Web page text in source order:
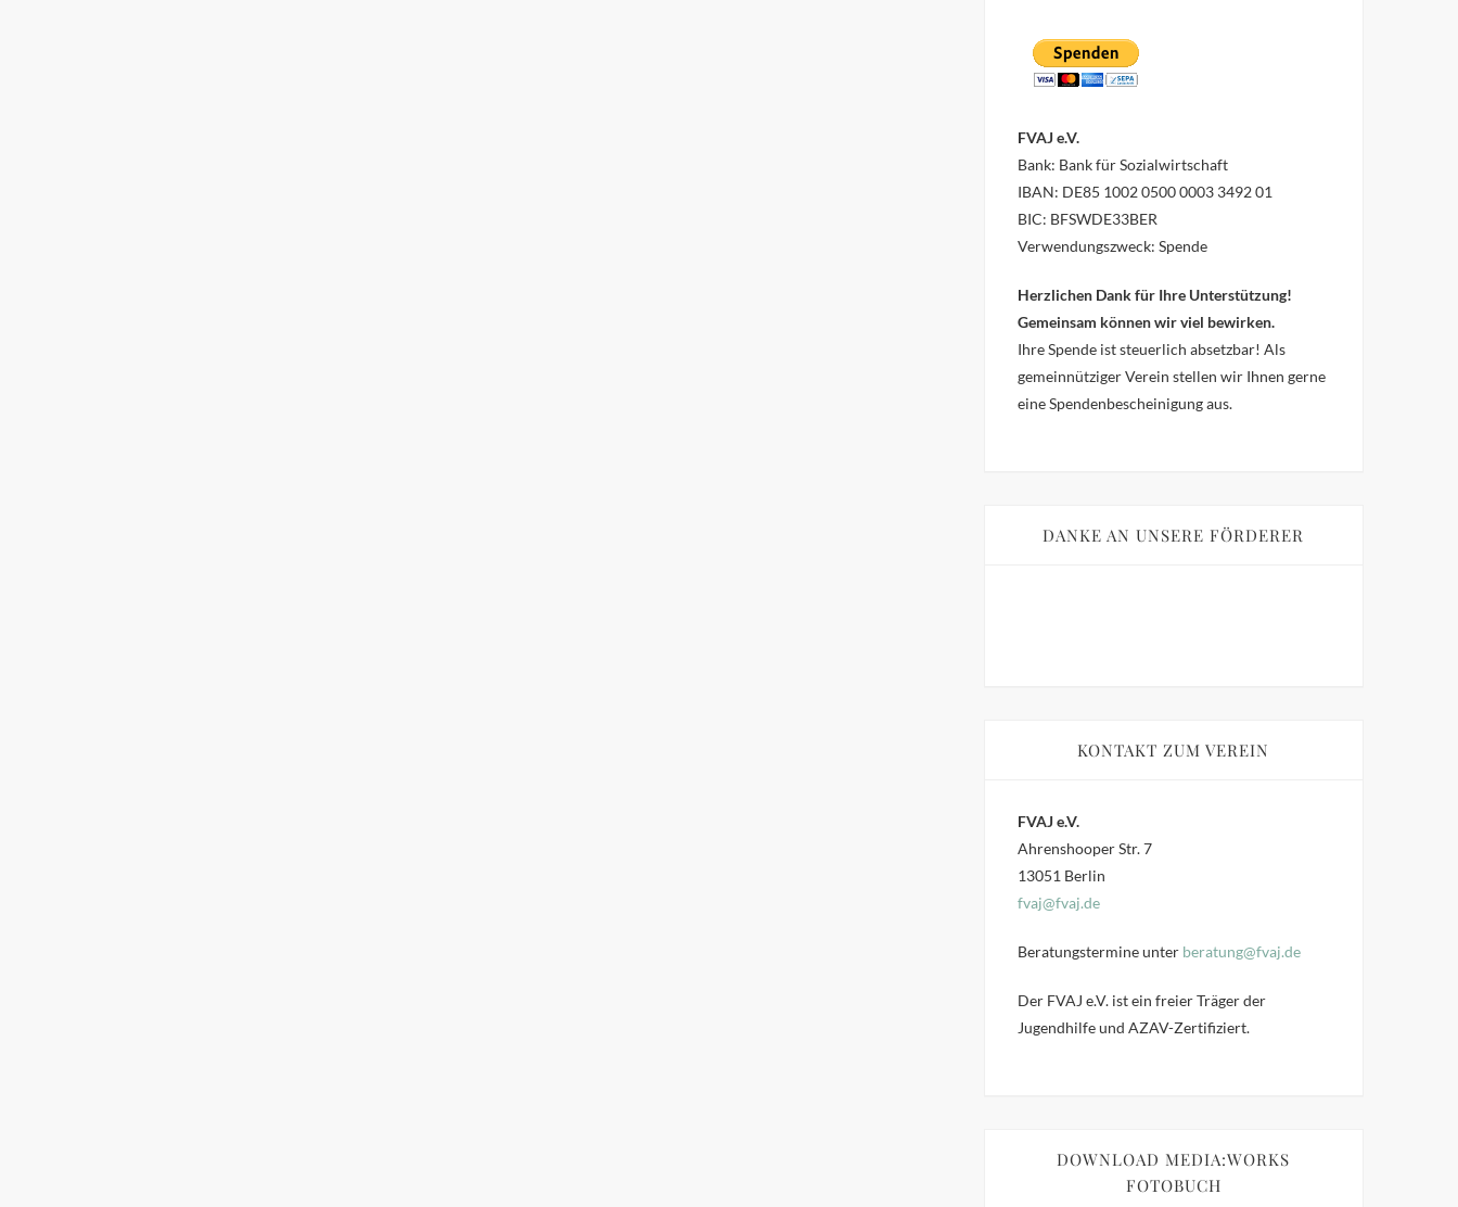
FVAJ e.V.
Bank: Bank für Sozialwirtschaft
IBAN: DE85 1002 0500 0003 3492 01
BIC: BFSWDE33BER
Verwendungszweck: Spende
Herzlichen Dank für Ihre Unterstützung!
Gemeinsam können wir viel bewirken.
Ihre Spende ist steuerlich absetzbar! Als
gemeinnütziger Verein stellen wir Ihnen gerne
eine Spendenbescheinigung aus.
DANKE AN UNSERE FÖRDERER
KONTAKT ZUM VEREIN
FVAJ e.V.
Ahrenshooper Str. 7
13051 Berlin
fvaj@fvaj.de
Beratungstermine unter beratung@fvaj.de
Der FVAJ e.V. ist ein freier Träger der
Jugendhilfe und AZAV-Zertifiziert.
DOWNLOAD MEDIA:WORKS
FOTOBUCH